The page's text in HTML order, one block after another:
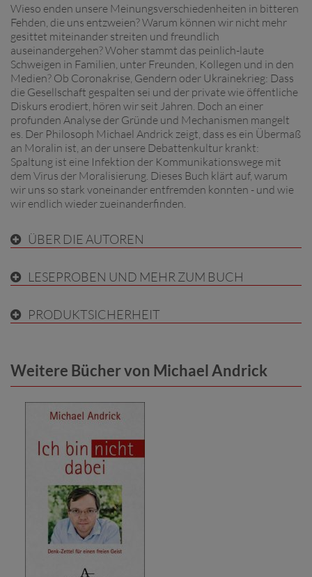
Wieso enden unsere Meinungsverschiedenheiten in bitteren
Fehden, die uns entzweien? Warum können wir nicht mehr
gesittet miteinander streiten und freundlich
auseinandergehen? Woher stammt das peinlich-laute
Schweigen in Familien, unter Freunden, Kollegen und in den
Medien? Ob Coronakrise, Gendern oder Ukrainekrieg: Dass
die Gesellschaft gespalten sei und der private wie öffentliche
Diskurs erodiert, hören wir seit Jahren. Doch an einer
profunden Analyse der Gründe und Mechanismen mangelt
es. Der Philosoph Michael Andrick zeigt, dass es ein Übermaß
an Moralin ist, an der unsere Debattenkultur krankt:
Spaltung ist eine Infektion der Kommunikationswege mit
dem Virus der Moralisierung. Dieses Buch klärt auf, warum
wir uns so stark voneinander entfremden konnten - und wie
wir endlich wieder zueinanderfinden.
ÜBER DIE AUTOREN
LESEPROBEN UND MEHR ZUM BUCH
PRODUKTSICHERHEIT
Weitere Bücher von Michael Andrick